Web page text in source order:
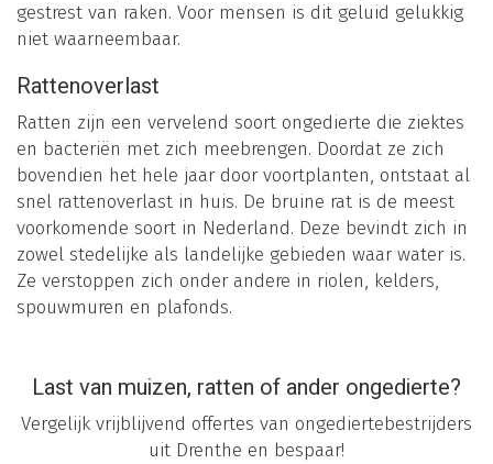
gestrest van raken. Voor mensen is dit geluid gelukkig
niet waarneembaar.
Rattenoverlast
Ratten zijn een vervelend soort ongedierte die ziektes
en bacteriën met zich meebrengen. Doordat ze zich
bovendien het hele jaar door voortplanten, ontstaat al
snel rattenoverlast in huis. De bruine rat is de meest
voorkomende soort in Nederland. Deze bevindt zich in
zowel stedelijke als landelijke gebieden waar water is.
Ze verstoppen zich onder andere in riolen, kelders,
spouwmuren en plafonds.
Last van muizen, ratten of ander ongedierte?
Vergelijk vrijblijvend offertes van ongediertebestrijders
uit Drenthe en bespaar!